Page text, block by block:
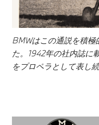
BMWはこの通説を積
た。1942年の社内誌に
をプロペラとして表し